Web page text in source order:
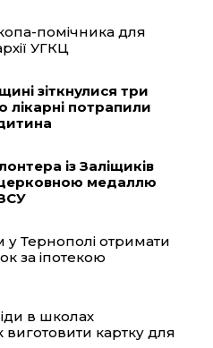
помічника для
УГКЦ
зіткнулися три
лікарні потрапили
із Заліщиків
медаллю
у Тернополі отримати
за іпотекою
в школах
картку для